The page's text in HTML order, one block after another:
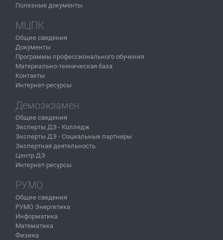
Полезные документы
МЦПК
Общие сведения
Документы
Программы профессионального обучения
Материально-техническая база
Контакты
Интернет-ресурсы
Демоэкзамен
Общие сведения
Эксперты ДЭ - Колледж
Эксперты ДЭ - Социальные партнеры
Экспертная деятельность
Центр ДЭ
Интернет-ресурсы
РУМО
Общие сведения
РУМО Энергетика
Информатика
Математика
Физика